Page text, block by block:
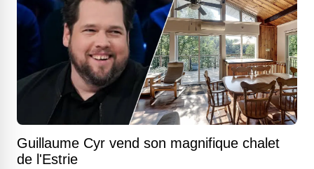
Guillaume Cyr vend son magnifique chalet
de l'Estrie